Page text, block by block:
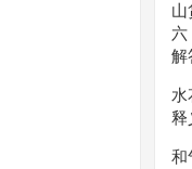
山
六
解
水
释
和